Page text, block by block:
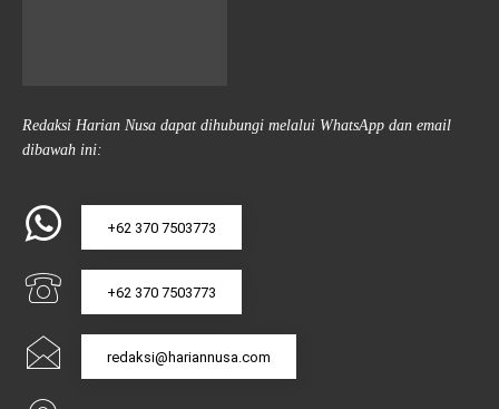
Redaksi Harian Nusa dapat dihubungi melalui WhatsApp dan email
dibawah ini:
+62 370 7503773
+62 370 7503773
redaksi@hariannusa.com